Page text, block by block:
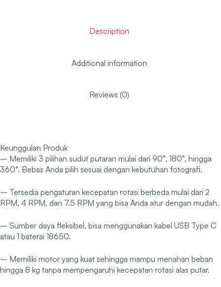
Description
Additional information
Reviews (0)
Keunggulan Produk
– Memiliki 3 pilihan sudut putaran mulai dari 90°, 180°, hingga
360°. Bebas Anda pilih sesuai dengan kebutuhan fotografi.
– Tersedia pengaturan kecepatan rotasi berbeda mulai dari 2
RPM, 4 RPM, dan 7.5 RPM yang bisa Anda atur dengan mudah.
– Sumber daya fleksibel, bisa menggunakan kabel USB Type C
atau 1 baterai 18650.
– Memiliki motor yang kuat sehingga mampu menahan beban
hingga 8 kg tanpa mempengaruhi kecepatan rotasi alas putar.